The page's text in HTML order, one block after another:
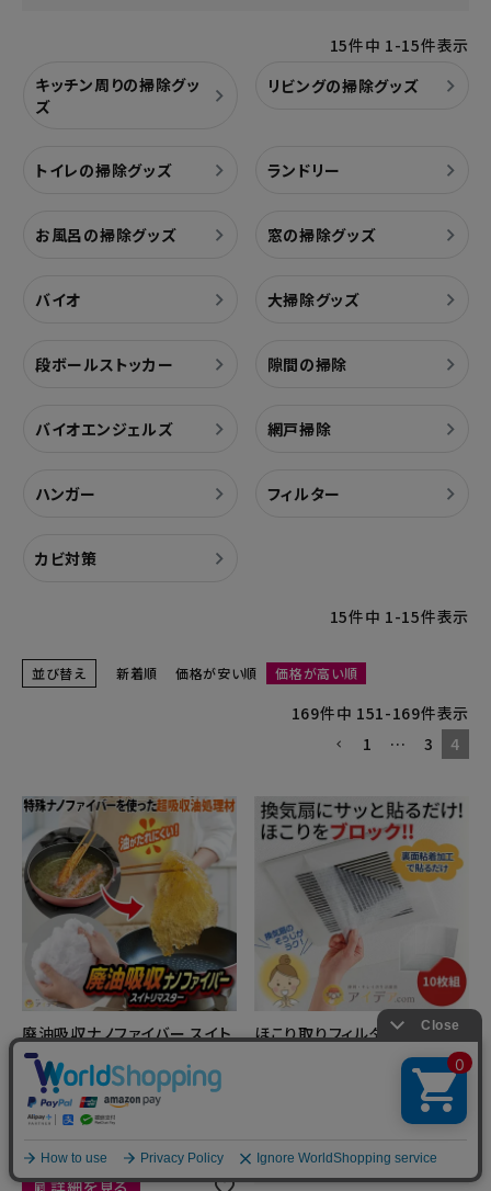
15件中 1-15件表示
キッチン周りの掃除グッ
ズ
リビングの掃除グッズ
トイレの掃除グッズ ランドリー
お風呂の掃除グッズ 窓の掃除グッズ
バイオ 大掃除グッズ
段ボールストッカー 隙間の掃除
バイオエンジェルズ 網戸掃除
ハンガー フィルター
カビ対策
15件中 1-15件表示
並び替え 新着順 価格が安い順 価格が高い順
169件中 151-169件表示
1
… 3 4
廃油吸収ナノファイバー スイト
リマスター20g [コジット]
掃除グッズ
¥748
詳細を見る
ほこり取りフィルター換気扇用